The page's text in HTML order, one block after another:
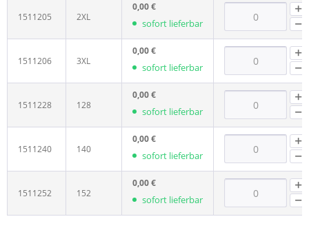
1511205 2XL
0,00 €
sofort lieferbar
1511206 3XL
0,00 €
sofort lieferbar
1511228 128
0,00 €
sofort lieferbar
1511240 140
0,00 €
sofort lieferbar
1511252 152
0,00 €
sofort lieferbar